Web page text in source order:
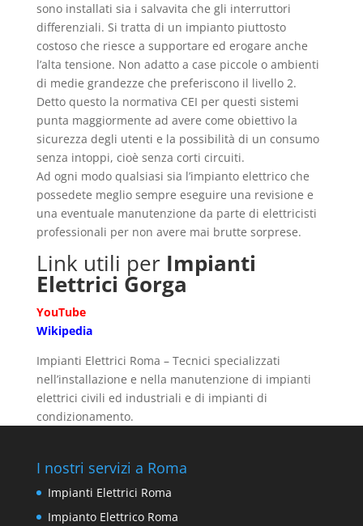
sono installati sia i salvavita che gli interruttori
differenziali. Si tratta di un impianto piuttosto
costoso che riesce a supportare ed erogare anche
l’alta tensione. Non adatto a case piccole o ambienti
di medie grandezze che preferiscono il livello 2.
Detto questo la normativa CEI per questi sistemi
punta maggiormente ad avere come obiettivo la
sicurezza degli utenti e la possibilità di un consumo
senza intoppi, cioè senza corti circuiti.
Ad ogni modo qualsiasi sia l’impianto elettrico che
possedete meglio sempre eseguire una revisione e
una eventuale manutenzione da parte di elettricisti
professionali per non avere mai brutte sorprese.
Link utili per Impianti
Elettrici Gorga
YouTube
Wikipedia
Impianti Elettrici Roma – Tecnici specializzati
nell’installazione e nella manutenzione di impianti
elettrici civili ed industriali e di impianti di
condizionamento.
I nostri servizi a Roma
Impianti Elettrici Roma
Impianto Elettrico Roma